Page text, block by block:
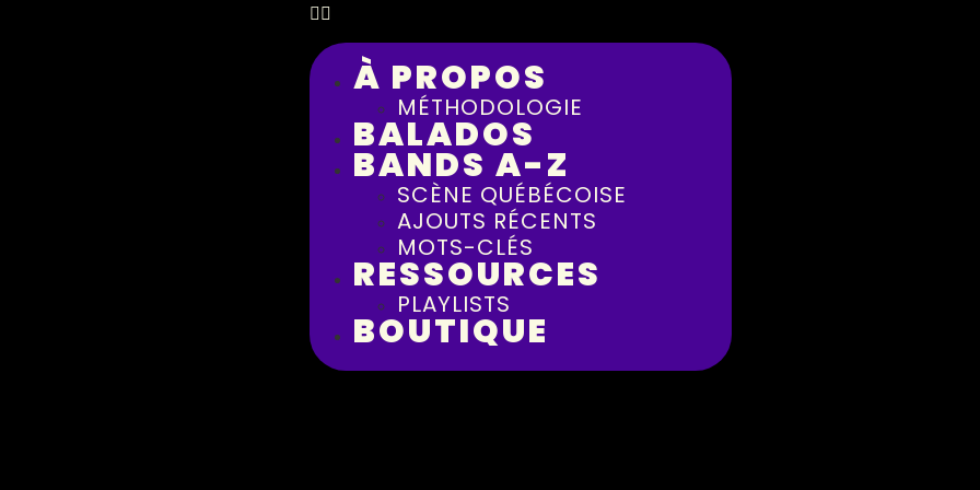
À PROPOS
MÉTHODOLOGIE
BALADOS
BANDS A-Z
SCÈNE QUÉBÉCOISE
AJOUTS RÉCENTS
MOTS-CLÉS
RESSOURCES
PLAYLISTS
BOUTIQUE